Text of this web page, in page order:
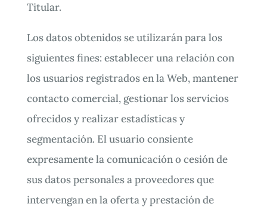
Titular.
Los datos obtenidos se utilizarán para los
siguientes fines: establecer una relación con
los usuarios registrados en la Web, mantener
contacto comercial, gestionar los servicios
ofrecidos y realizar estadísticas y
segmentación. El usuario consiente
expresamente la comunicación o cesión de
sus datos personales a proveedores que
intervengan en la oferta y prestación de